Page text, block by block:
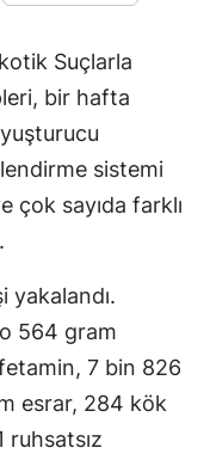
Suçlarla
bir hafta
sistemi
çok sayıda farklı
yakalandı.
564 gram
7 bin 826
esrar, 284 kök